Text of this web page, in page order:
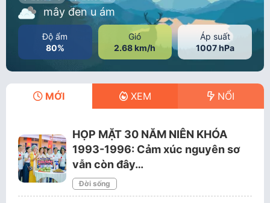
mây đen u ám
Độ ẩm
80%
Gió
2.68 km/h
Áp suất
1007 hPa
MỚI XEM NỔI
HỌP MẶT 30 NĂM NIÊN KHÓA
1993-1996: Cảm xúc nguyên sơ
vẫn còn đây…
Đời sống